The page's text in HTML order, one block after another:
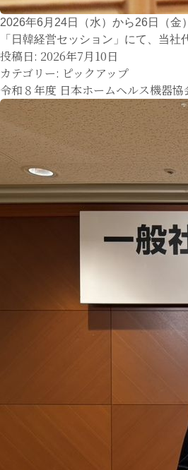
2026年6月24日（水）から26日（金
「日韓経営セッション」にて、当
投稿日: 2026年7月10日
カテゴリー: ピックアップ
令和８年度 日本ホームヘルス機器